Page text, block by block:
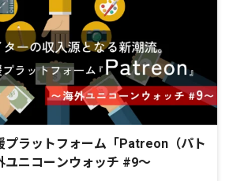
プラットフォーム「Patreon（パト
ユニコーンウォッチ #9〜